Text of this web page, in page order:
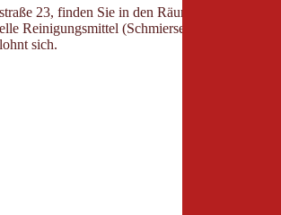
23, finden Sie in den Räumlichkeiten der
Reinigungsmittel (Schmierseife, Kernseife,
sich.